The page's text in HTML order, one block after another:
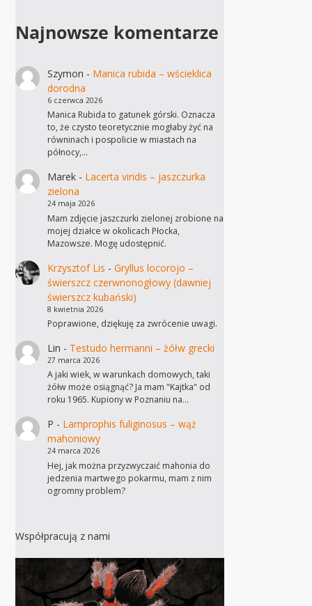
Najnowsze komentarze
Szymon - Manica rubida – wścieklica
dorodna
6 czerwca 2026
Manica Rubida to gatunek górski. Oznacza
to, że czysto teoretycznie mogłaby żyć na
równinach i pospolicie w miastach na
północy,…
Marek- Lacerta viridis – jaszczurka
zielona
24 maja 2026
Mam zdjęcie jaszczurki zielonej zrobione na
mojej działce w okolicach Płocka,
Mazowsze. Mogę udostępnić.
Krzysztof Lis - Gryllus locorojo –
świerszcz czerwnonogłowy (dawniej
świerszcz kubański)
8 kwietnia 2026
Poprawione, dziękuję za zwrócenie uwagi.
Lin - Testudo hermanni – żółw grecki
27 marca 2026
A jaki wiek, w warunkach domowych, taki
żółw może osiągnąć? Ja mam "Kajtka" od
roku 1965. Kupiony w Poznaniu na…
P - Lamprophis fuliginosus – wąż
mahoniowy
24 marca 2026
Hej, jak można przyzwyczaić mahonia do
jedzenia martwego pokarmu, mam z nim
ogromny problem?
Współpracują z nami